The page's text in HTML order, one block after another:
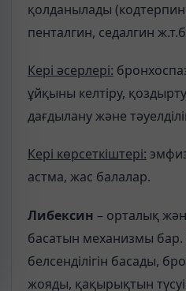
қолданылады
пенталгин, седалгин
Кері әсерлері:
ұйқыны келтіру,
дағдылану және
Кері көрсеткіштері:
астма, жас балалар.
Либексин – орталық
басатын механизмы
белсенділігін басады,
жояды, қақырықтын